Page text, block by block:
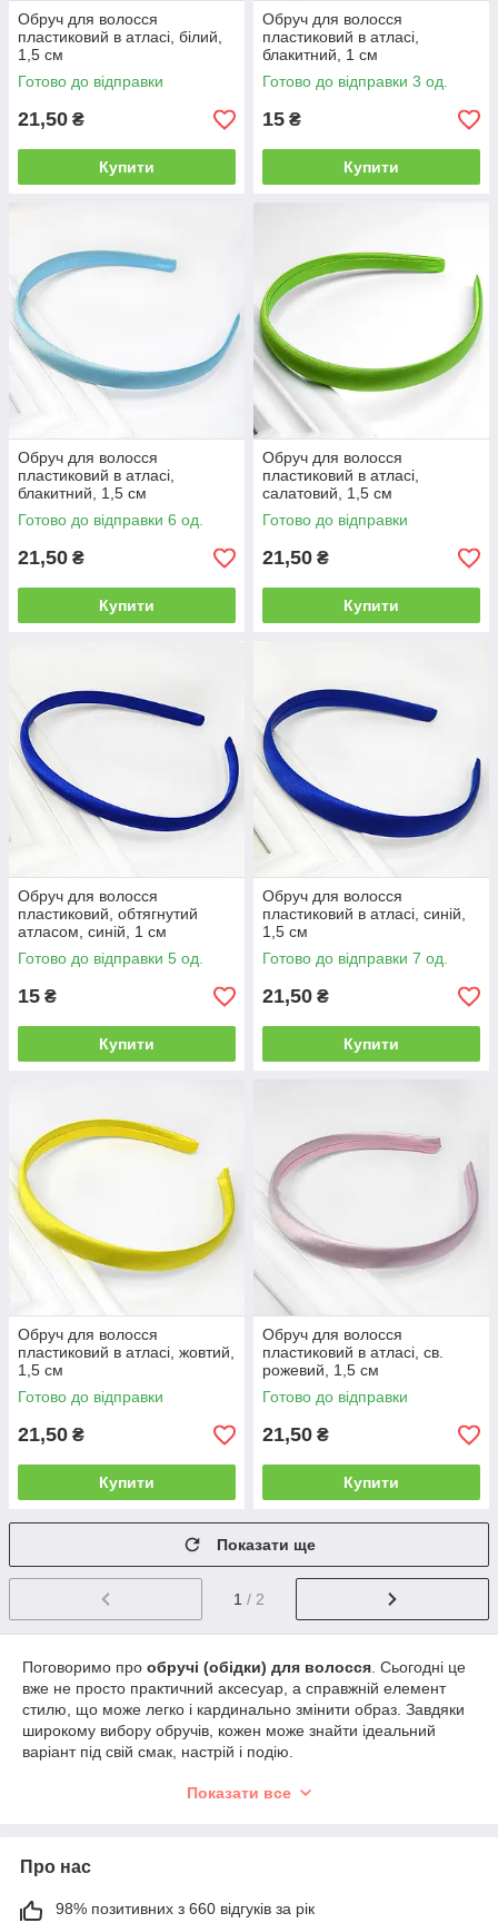
Обруч для волосся
пластиковий в атласі, білий,
1,5 см
Готово до відправки
21,50 ₴
Купити
Обруч для волосся
пластиковий в атласі,
блакитний, 1 см
Готово до відправки 3 од.
15 ₴
Купити
Обруч для волосся
пластиковий в атласі,
блакитний, 1,5 см
Готово до відправки 6 од.
21,50 ₴
Купити
Обруч для волосся
пластиковий в атласі,
салатовий, 1,5 см
Готово до відправки
21,50 ₴
Купити
Обруч для волосся
пластиковий, обтягнутий
атласом, синій, 1 см
Готово до відправки 5 од.
15 ₴
Купити
Обруч для волосся
пластиковий в атласі, синій,
1,5 см
Готово до відправки 7 од.
21,50 ₴
Купити
Обруч для волосся
пластиковий в атласі, жовтий,
1,5 см
Готово до відправки
21,50 ₴
Купити
Обруч для волосся
пластиковий в атласі, св.
рожевий, 1,5 см
Готово до відправки
21,50 ₴
Купити
Показати ще
1 / 2
Поговоримо про обручі (обідки) для волосся . Сьогодні це
вже не просто практичний аксесуар, а справжній елемент
стилю, що може легко і кардинально змінити образ. Завдяки
широкому вибору обручів, кожен може знайти ідеальний
варіант під свій смак, настрій і подію.
аксесуарами, але й чудовою основою для творчості. Сьогодні
обручів власноруч. Такі основи дозволяють майстриням
підкреслять індивідуальність та стиль. Зараз доступні
Показати все
Про нас
98% позитивних з 660 відгуків за рік